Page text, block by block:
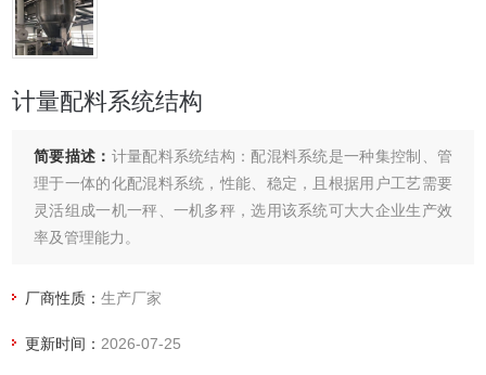
计量配料系统结构
简要描述： 计量配料系统结构：配混料系统是一种集控制、管
理于一体的化配混料系统，性能、稳定，且根据用户工艺需要
灵活组成一机一秤、一机多秤，选用该系统可大大企业生产效
率及管理能力。
厂商性质：生产厂家
更新时间： 2026-07-25